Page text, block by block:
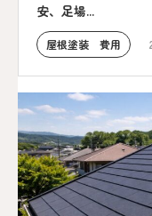
安、足場...
屋根塗装 費用